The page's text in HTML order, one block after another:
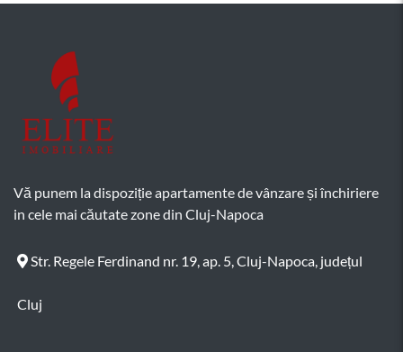
Vă punem la dispoziție apartamente de vânzare și închiriere
in cele mai căutate zone din Cluj-Napoca
Str. Regele Ferdinand nr. 19, ap. 5, Cluj-Napoca, județul
Cluj